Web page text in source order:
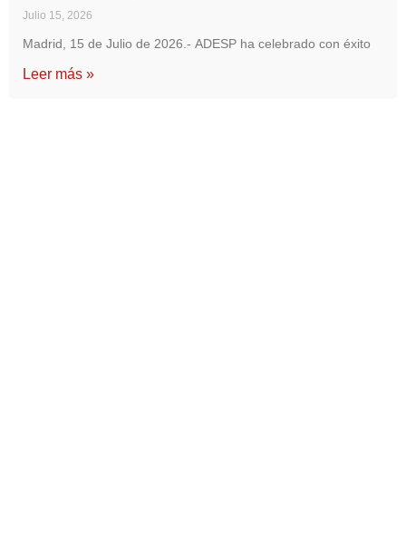
Julio 15, 2026
Madrid, 15 de Julio de 2026.- ADESP ha celebrado con éxito
Leer más »